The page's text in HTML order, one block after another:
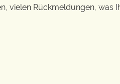
vielen Rückmeldungen,